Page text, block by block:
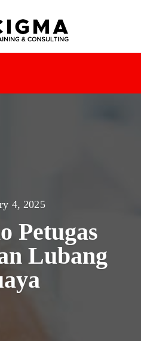
4, 2025
Petugas
Lubang